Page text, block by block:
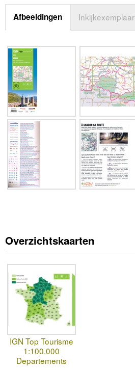
Afbeeldingen Inkijkexemplaar
Overzichtskaarten
IGN Top Tourisme
1:100.000
Departements